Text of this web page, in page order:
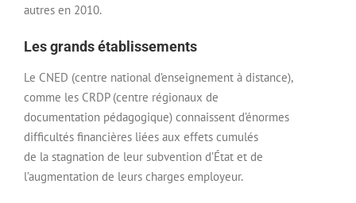
autres en 2010.
Les grands établissements
Le CNED (centre national d’enseignement à distance),
comme les CRDP (centre régionaux de
documentation pédagogique) connaissent d’énormes
difficultés financières liées aux effets cumulés
de la stagnation de leur subvention d’État et de
l’augmentation de leurs charges employeur.